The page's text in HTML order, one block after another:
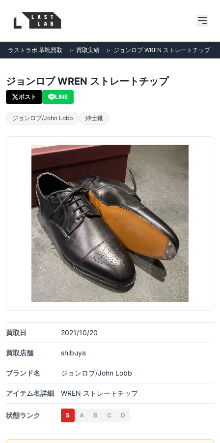
ラストラボ 革靴買取 ＞ 買取実績 ＞ ジョンロブ WREN ストレートチップ
ジョンロブ WREN ストレートチップ
ポスト LINE
ジョンロブ/John Lobb 紳士靴
買取日 2021/10/20
買取店舗 shibuya
ブランド名 ジョンロブ/John Lobb
アイテム名詳細 WREN ストレートチップ
状態ランク S A B C D